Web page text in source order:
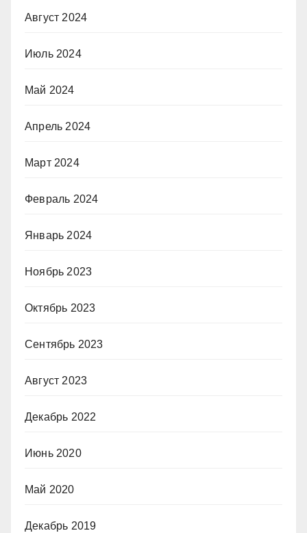
Август 2024
Июль 2024
Май 2024
Апрель 2024
Март 2024
Февраль 2024
Январь 2024
Ноябрь 2023
Октябрь 2023
Сентябрь 2023
Август 2023
Декабрь 2022
Июнь 2020
Май 2020
Декабрь 2019